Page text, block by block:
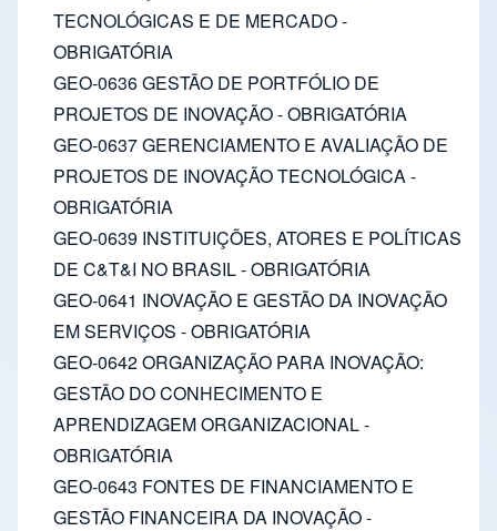
TECNOLÓGICAS E DE MERCADO -
OBRIGATÓRIA
GEO-0636 GESTÃO DE PORTFÓLIO DE
PROJETOS DE INOVAÇÃO - OBRIGATÓRIA
GEO-0637 GERENCIAMENTO E AVALIAÇÃO DE
PROJETOS DE INOVAÇÃO TECNOLÓGICA -
OBRIGATÓRIA
GEO-0639 INSTITUIÇÕES, ATORES E POLÍTICAS
DE C&T&I NO BRASIL - OBRIGATÓRIA
GEO-0641 INOVAÇÃO E GESTÃO DA INOVAÇÃO
EM SERVIÇOS - OBRIGATÓRIA
GEO-0642 ORGANIZAÇÃO PARA INOVAÇÃO:
GESTÃO DO CONHECIMENTO E
APRENDIZAGEM ORGANIZACIONAL -
OBRIGATÓRIA
GEO-0643 FONTES DE FINANCIAMENTO E
GESTÃO FINANCEIRA DA INOVAÇÃO -